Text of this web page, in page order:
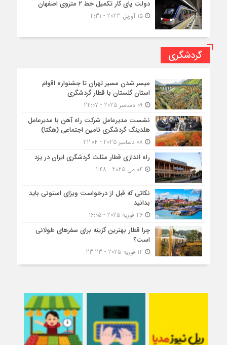
دولت پای کار تکمیل خط ۲ متروی اصفهان
15 آوریل 2023 - 2:31
گردشگری
میسر شدن مسیر تهران تا جشنواره اقوام
استان گلستان با قطار گردشگری
نشست مدیرعامل شرکت راه آهن با مدیرعامل
هلدینگ گردشگری تامین اجتماعی (هگتا)
راه اندازی قطار مثلث گردشگری ایران در یزد
نکاتی که قبل از درخواست ویزای استونی باید
بدانید
26 فوریه 2025 - 16:05
چرا قطار بهترین گزینه برای سفرهای طولانی
است؟